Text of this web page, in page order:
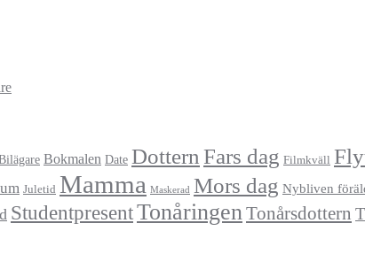
Bokmalen Date Dottern Fars dag Filmkväll
Juletid Mamma Maskerad Mors dag Nybliven
StudentpresentTonåringen Tonårsdottern